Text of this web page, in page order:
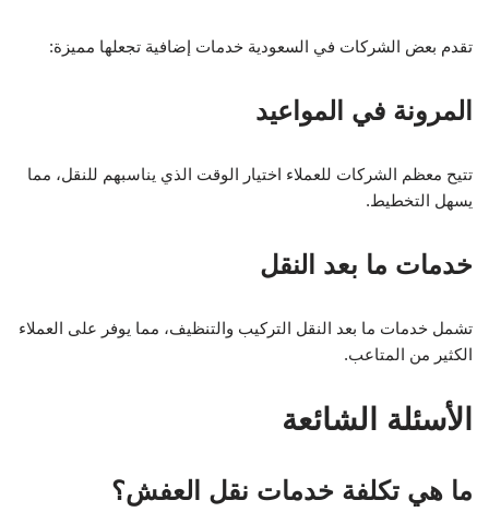
تقدم بعض الشركات في السعودية خدمات إضافية تجعلها مميزة:
المرونة في المواعيد
تتيح معظم الشركات للعملاء اختيار الوقت الذي يناسبهم للنقل، مما
يسهل التخطيط.
خدمات ما بعد النقل
تشمل خدمات ما بعد النقل التركيب والتنظيف، مما يوفر على العملاء
الكثير من المتاعب.
الأسئلة الشائعة
ما هي تكلفة خدمات نقل العفش؟